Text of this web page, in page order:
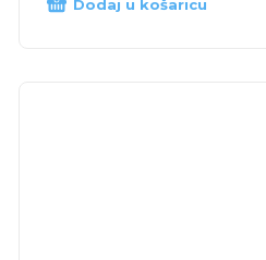
Dodaj u košaricu